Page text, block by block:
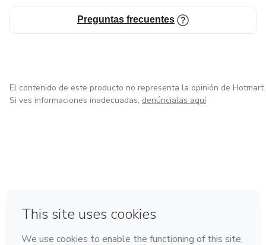
Preguntas frecuentes
El contenido de este producto no representa la opinión de Hotmart.
Si ves informaciones inadecuadas, denúncialas aquí
Hecho con❤ en Ciudad de México